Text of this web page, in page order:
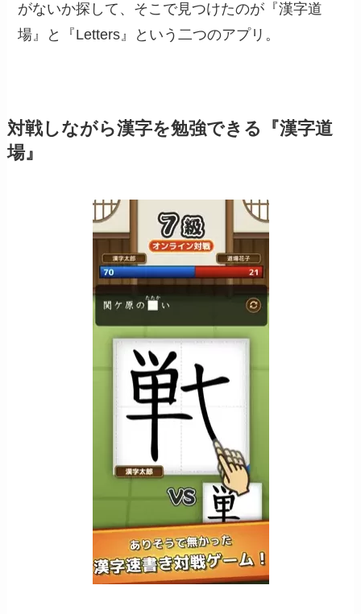
がないか探して、そこで見つけたのが『漢字道
場』と『Letters』という二つのアプリ。
対戦しながら漢字を勉強できる『漢字道
場』